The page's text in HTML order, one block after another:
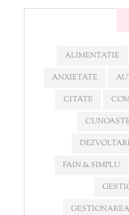
ALIMENTATIE
ANXIETATE
CITATE
FAIN & SIMPLU